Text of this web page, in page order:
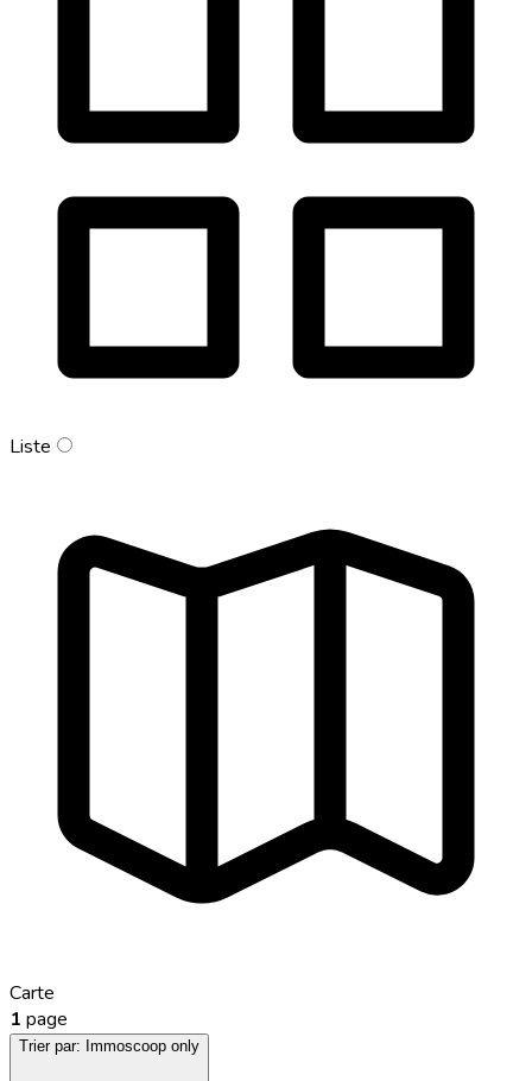
Liste
Carte
1 page
Trier par: Immoscoop only